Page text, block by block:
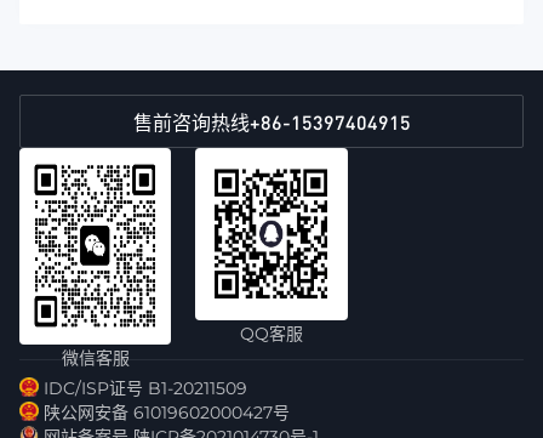
售前咨询热线+86-15397404915
微信客服
QQ客服
IDC/ISP证号 B1-20211509
陕公网安备 61019602000427号